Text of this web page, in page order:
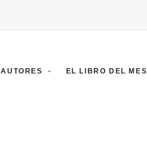
AUTORES EL LIBRO DEL MES